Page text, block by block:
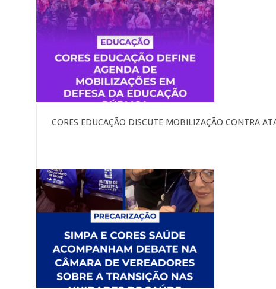
CORES EDUCAÇÃO DISCUTE MOBILIZAÇÃO CONTRA